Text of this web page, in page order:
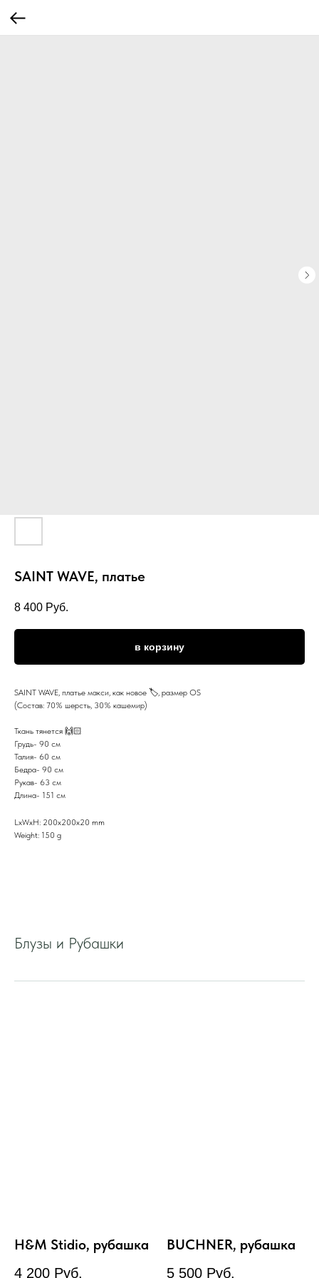
SAINT WAVE, платье
8 400 Руб.
в корзину
SAINT WAVE, платье макси, как новое 🏷️, размер OS
(Состав: 70% шерсть, 30% кашемир)
Ткань тянется 🙌🏻
Грудь- 90 см
Талия- 60 см
Бедра- 90 см
Рукав- 63 см
Длина- 151 см
LxWxH: 200x200x20 mm
Weight: 150 g
Блузы и Рубашки
H&M Stidio, рубашка
4 200 Руб.
BUCHNER, рубашка
5 500 Руб.